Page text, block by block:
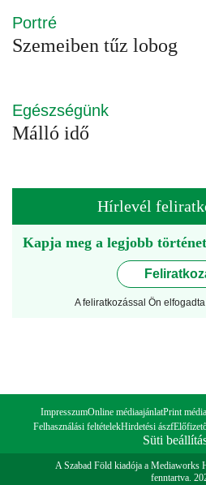
Portré
Szemeiben tűz lobog
Egészségünk
Málló idő
Hírlevél
Kapja meg a legjobb
A feliratkozással Ön
ImpresszumOnline médiaajánlatPrint
Felhasználási feltételekHirdetési ászf
Süti
A Szabad Föld kiadója a
fenntartva.